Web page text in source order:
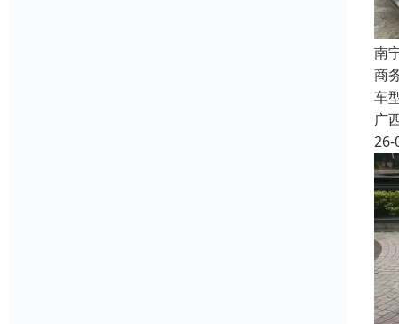
南
商
车
广
26-